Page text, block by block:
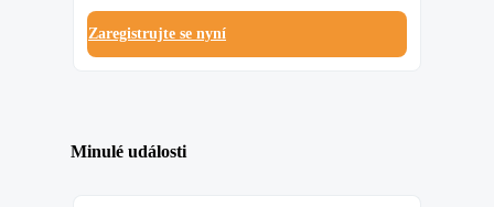
Zaregistrujte se nyní
Minulé události